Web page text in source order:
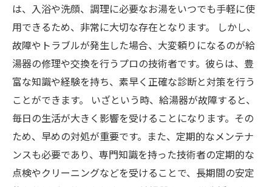
は、入浴や洗顔、調理に必要なお湯をいつでも手軽に使
用できるため、非常に大切な存在となります。 しかし、
故障やトラブルが発生した場合、大変頼りになるのが給
湯器の修理や交換を行うプロの技術者です。彼らは、豊
富な知識や経験を持ち、素早く正確な診断と対策を行う
ことができます。 いざという時、給湯器が故障すると、
毎日の生活が大きく影響を受けることになります。その
ため、早めの対処が重要です。また、定期的なメンテナ
ンスも必要であり、専門知識を持った技術者の定期的な
点検やクリーニングなどを受けることで、長期間の安定